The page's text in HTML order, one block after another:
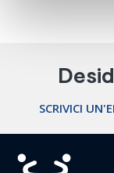
SCRIVICI